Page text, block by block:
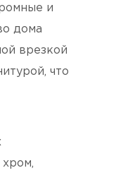
и
дома
врезкой
что